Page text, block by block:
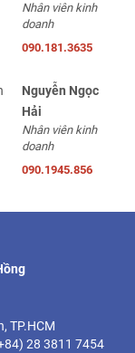
Nhân viên kinh
doanh
090.181.3635
Nguyễn Ngọc
Hải
Nhân viên kinh
doanh
090.1945.856
TP.HCM
28 3811 7454